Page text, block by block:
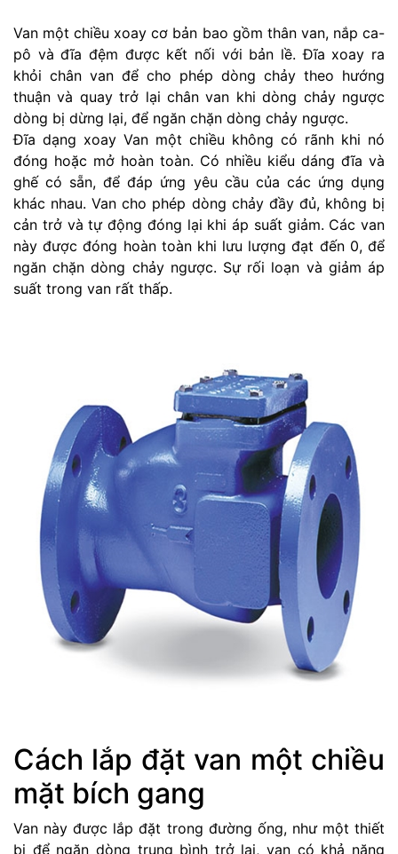
Van một chiều xoay cơ bản bao gồm thân van, nắp ca-
pô và đĩa đệm được kết nối với bản lề. Đĩa xoay ra
khỏi chân van để cho phép dòng chảy theo hướng
thuận và quay trở lại chân van khi dòng chảy ngược
dòng bị dừng lại, để ngăn chặn dòng chảy ngược.
Đĩa dạng xoay Van một chiều không có rãnh khi nó
đóng hoặc mở hoàn toàn. Có nhiều kiểu dáng đĩa và
ghế có sẵn, để đáp ứng yêu cầu của các ứng dụng
khác nhau. Van cho phép dòng chảy đầy đủ, không bị
cản trở và tự động đóng lại khi áp suất giảm. Các van
này được đóng hoàn toàn khi lưu lượng đạt đến 0, để
ngăn chặn dòng chảy ngược. Sự rối loạn và giảm áp
suất trong van rất thấp.
Cách lắp đặt van một chiều
mặt bích gang
Van này được lắp đặt trong đường ống, như một thiết
bị để ngăn dòng trung bình trở lại, van có khả năng